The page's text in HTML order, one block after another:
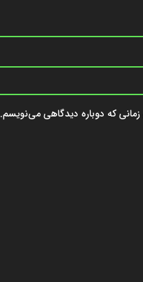
که دوباره دیدگاهی می‌نویسم.